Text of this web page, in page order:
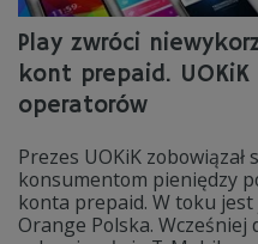
Play zwróci
kont prepaid.
operatorów
Prezes UOKiK zobowiązał
konsumentom pieniędzy
konta prepaid. W toku
Orange Polska.